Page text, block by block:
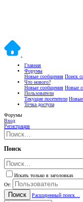
Главная
Форумы
Новые сообщения Поиск
Что нового?
Новые сообщения Новые
Пользователи
Текущие посетители Новые
Точка доступа
Форумы
Вход
Регистрация
Поиск
Искать только в заголовках
От:
Поиск Расширенный поиск…